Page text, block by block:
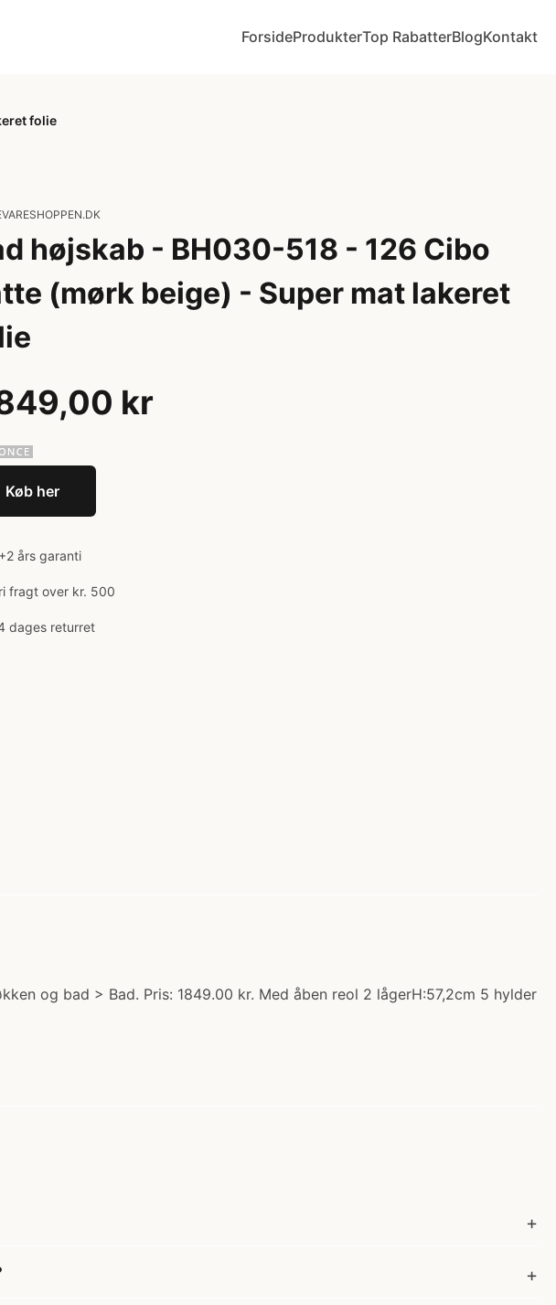
ForsideProdukterTop RabatterBlogKontakt
folie
højskab - BH030-518 - 126 Cibo
(mørk beige) - Super mat lakeret
kr
Køb her
års garanti
fragt over kr. 500
dages returret
og bad > Bad. Pris: 1849.00 kr. Med åben reol 2 lågerH:57,2cm 5 hylder